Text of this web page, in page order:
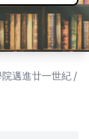
邁進廿一世紀 /